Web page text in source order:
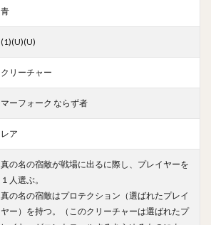
青
(1)(U)(U)
クリーチャー
マーフォーク ならず者
レア
真の名の宿敵が戦場に出るに際し、プレイヤーを
１人選ぶ。
真の名の宿敵はプロテクション（選ばれたプレイ
ヤー）を持つ。（このクリーチャーは選ばれたプ